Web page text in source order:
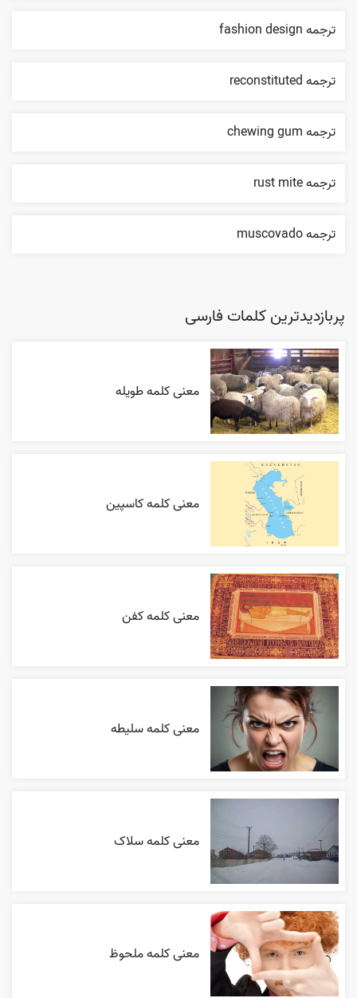
ترجمه fashion design
ترجمه reconstituted
ترجمه chewing gum
ترجمه rust mite
ترجمه muscovado
پربازدیدترین کلمات فارسی
معنی کلمه طویله
معنی کلمه کاسپین
معنی کلمه کفن
معنی کلمه سلیطه
معنی کلمه سلاک
معنی کلمه ملحوظ